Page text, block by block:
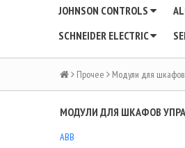
JOHNSON CONTROLS
SCHNEIDER ELECTRIC
Прочее Модули для шкафов
МОДУЛИ ДЛЯ ШКАФОВ
ABB